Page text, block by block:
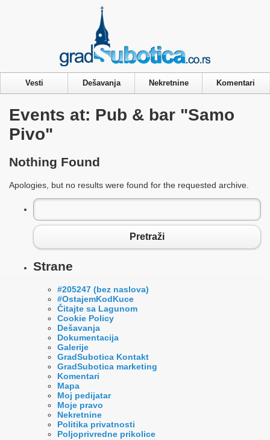
Vesti Dešavanja Nekretnine Komentari
Events at: Pub & bar "Samo
Pivo"
Nothing Found
Apologies, but no results were found for the requested archive.
Pretraga
za:
Pretraži
Strane
#205247 (bez naslova)
#OstajemKodKuce
Čitajte sa Lagunom
Cookie Policy
Dešavanja
Dokumentacija
Galerije
GradSubotica Kontakt
GradSubotica marketing
Komentari
Mapa
Moj pedijatar
Moje pravo
Nekretnine
Politika privatnosti
Poljoprivredne prikolice
Privacy & Cookies Policy